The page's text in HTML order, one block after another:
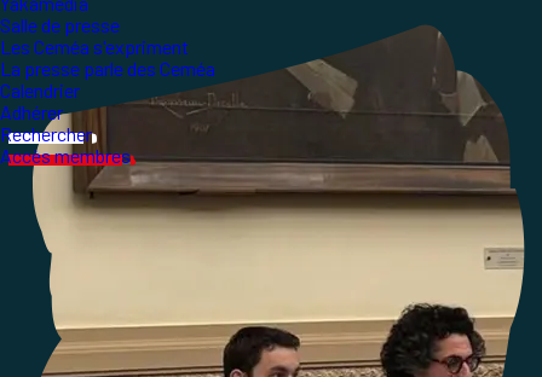
Salle de presse
Les Ceméa s'expriment
La presse parle des Ceméa
Calendrier
Adhérer
Rechercher
Accès membres